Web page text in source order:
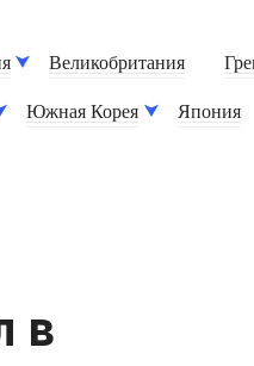
Великобритания
Южная Корея Япония
в